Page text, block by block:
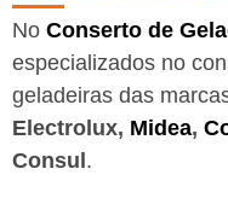
No Conserto de
especializados no
geladeiras das
Electrolux, Midea,
Consul.